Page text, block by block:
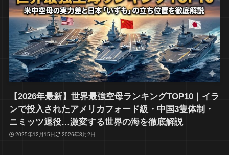
【2026年最新】世界最強空母ランキングTOP10｜イラ
ンで投入されたアメリカフォード級・中国3隻体制・
ニミッツ退役…激変する世界の海を徹底解説
2025年12月15日 2026年8月2日